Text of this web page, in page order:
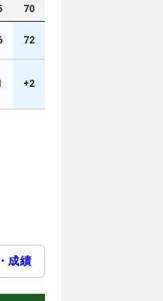
70
72
+2
成績